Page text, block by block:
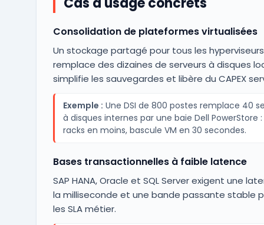
Consolidation de plateformes virtualisées
Un stockage partagé pour tous les hyperviseurs
remplace des dizaines de serveurs à disques
simplifie les sauvegardes et libère du CAPEX
Exemple : Une DSI de 800 postes remplace 40
à disques internes par une baie Dell PowerStore :
racks en moins, bascule VM en 30 secondes.
Bases transactionnelles à faible latence
SAP HANA, Oracle et SQL Server exigent une
la milliseconde et une bande passante stable
les SLA métier.